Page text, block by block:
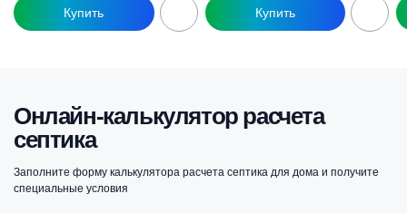
Онлайн-калькулятор расчета
септика
Заполните форму калькулятора расчета септика для дома и получите
специальные условия